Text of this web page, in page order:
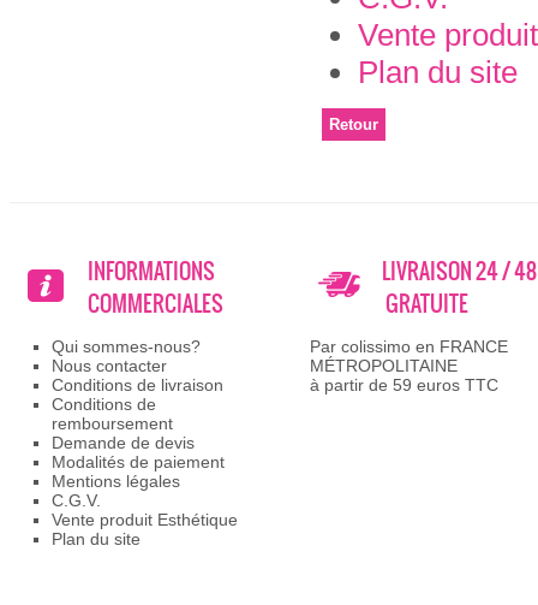
Vente
Plan du site
INFORMATIONS
COMMERCIALES
Qui sommes-nous?
Nous contacter
Conditions de livraison
Conditions de
remboursement
Demande de devis
Modalités de paiement
Mentions légales
C.G.V.
Vente produit Esthétique
Plan du site
LIVRAISON 24 /
GRATUITE
Par colissimo en FRANCE
MÉTROPOLITAINE
à partir de 59 euros TTC